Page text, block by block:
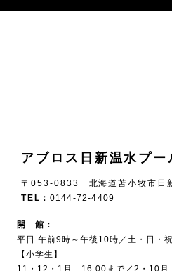
アブロス日新温水プー
〒053-0833 北海道苫小牧市日
TEL： 0144-72-4409
開 館：
平日 午前9時～午後10時／土・日・
【小学生】
11・12・1月 16:00まで／2・10